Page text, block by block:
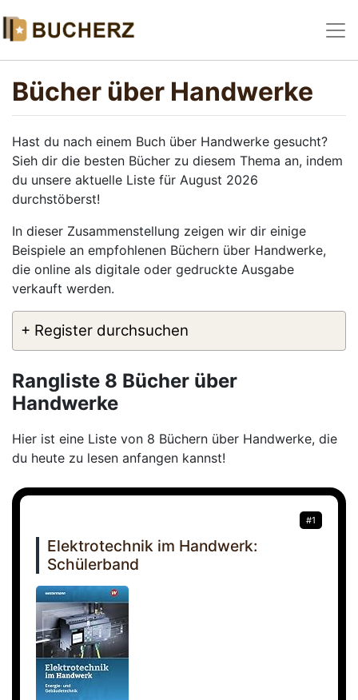
Bücher über Handwerke
Hast du nach einem Buch über Handwerke gesucht?
Sieh dir die besten Bücher zu diesem Thema an, indem
du unsere aktuelle Liste für August 2026
durchstöberst!
In dieser Zusammenstellung zeigen wir dir einige
Beispiele an empfohlenen Büchern über Handwerke,
die online als digitale oder gedruckte Ausgabe
verkauft werden.
+ Register durchsuchen
Rangliste 8 Bücher über
Handwerke
Hier ist eine Liste von 8 Büchern über Handwerke, die
du heute zu lesen anfangen kannst!
#1
Elektrotechnik im Handwerk:
Schülerband